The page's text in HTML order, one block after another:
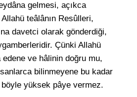
gelmesi, açıkca
teâlânın Resûlleri,
davetci olarak gönderdiği,
Çünki Allahü
ve hâlinin doğru mu,
bilinmeyene bu kadar
yüksek pâye vermez.